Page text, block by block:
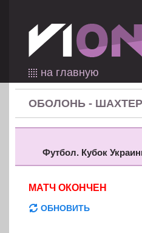
на главную
ОБОЛОНЬ -
Футбол. Кубок
МАТЧ ОКОНЧЕН
ОБНОВИТЬ